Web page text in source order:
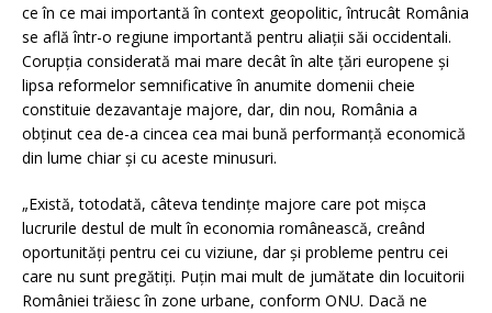
ce în ce mai importantă în context geopolitic, întrucât România
se află într-o regiune importantă pentru aliații săi occidentali.
Corupția considerată mai mare decât în alte țări europene și
lipsa reformelor semnificative în anumite domenii cheie
constituie dezavantaje majore, dar, din nou, România a
obținut cea de-a cincea cea mai bună performanță economică
din lume chiar și cu aceste minusuri.
„Există, totodată, câteva tendințe majore care pot mișca
lucrurile destul de mult în economia românească, creând
oportunități pentru cei cu viziune, dar și probleme pentru cei
care nu sunt pregătiți. Puțin mai mult de jumătate din locuitorii
României trăiesc în zone urbane, conform ONU. Dacă ne